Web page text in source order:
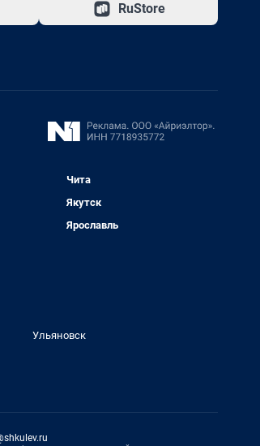
RuStore
Чита
Якутск
Ярославль
Ульяновск